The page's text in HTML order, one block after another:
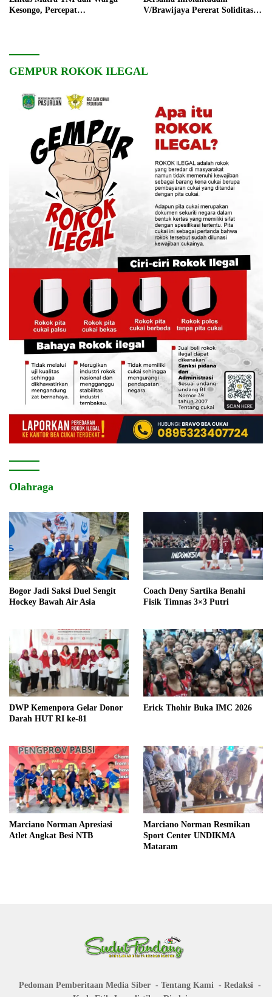
Kesongo, Percepat
V/Brawijaya Pererat Soliditas
GEMPUR ROKOK ILEGAL
Olahraga
Bogor Jadi Saksi Duel Sengit
Hockey Bawah Air Asia
Coach Deny Sartika Benahi
Fisik Timnas 3×3 Putri
DWP Kemenpora Gelar Donor
Darah HUT RI ke-81
Erick Thohir Buka IMC 2026
Marciano Norman Apresiasi
Atlet Angkat Besi NTB
Marciano Norman Resmikan
Sport Center UNDIKMA
Mataram
Pedoman Pemberitaan Media Siber Tentang Kami
Redaksi